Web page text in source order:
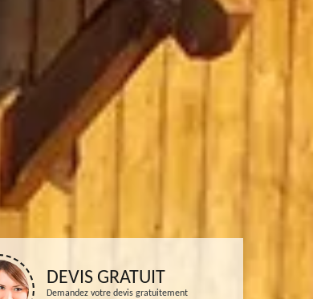
DEVIS GRATUIT
Demandez votre devis gratuitement